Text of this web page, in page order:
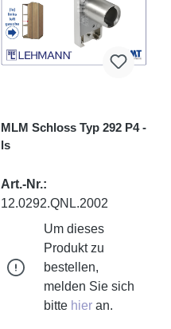
MLM Schloss Typ 292 P4 -
ls
Art.-Nr.:
12.0292.QNL.2002
Um dieses
Produkt zu
bestellen,
melden Sie sich
bitte hier an.